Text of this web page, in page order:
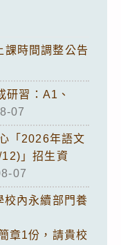
時間調整公告
研習：A1、
07
「2026年語文
」招生資
07
校內永續部門養
章1份，請貴校